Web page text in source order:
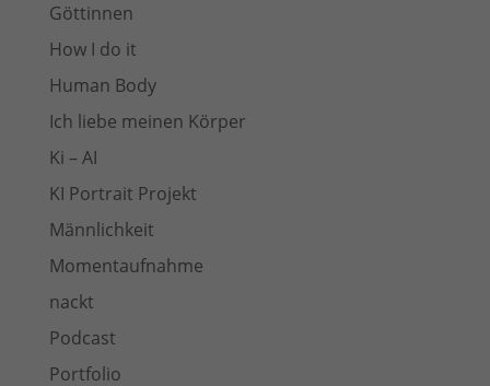
Göttinnen
How I do it
Human Body
Ich liebe meinen Körper
Ki – AI
KI Portrait Projekt
Männlichkeit
Momentaufnahme
nackt
Podcast
Portfolio